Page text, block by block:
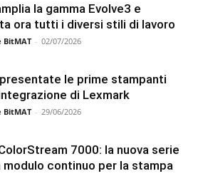
la gamma Evolve3 e
ora tutti i diversi stili di lavoro
BitMAT - 02/07/2026
le prime stampanti
di Lexmark
BitMAT - 29/06/2026
7000: la nuova serie
modulo continuo per la stampa